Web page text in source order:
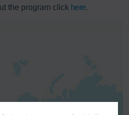
the program click here.